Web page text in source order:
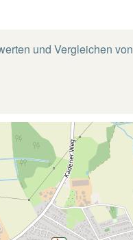
und Vergleichen von